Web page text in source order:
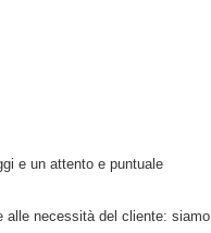
e un attento e puntuale
alle necessità del cliente: siamo